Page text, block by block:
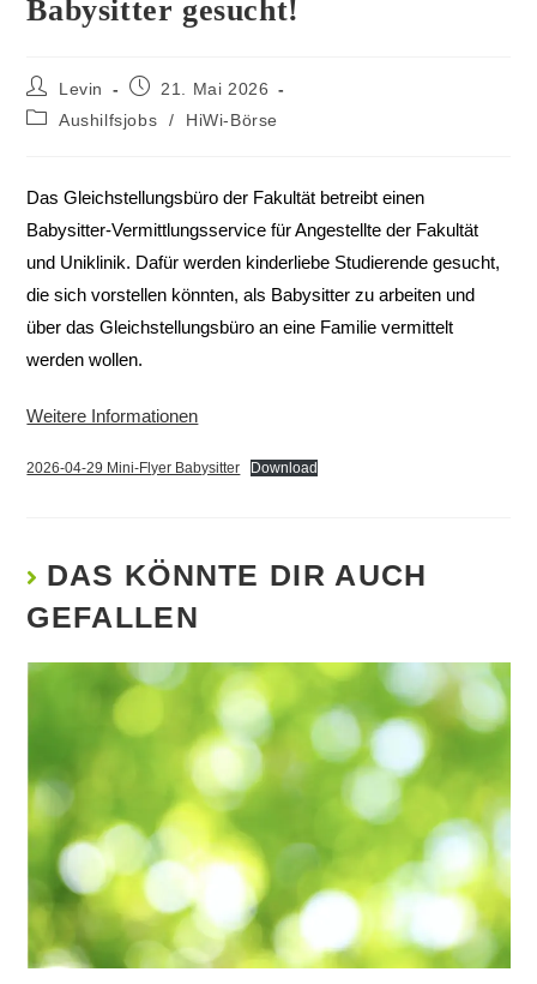
Babysitter gesucht!
Levin
21. Mai 2026
Aushilfsjobs
/ HiWi-Börse
Das Gleichstellungsbüro der Fakultät betreibt einen
Babysitter-Vermittlungsservice für Angestellte der Fakultät
und Uniklinik. Dafür werden kinderliebe Studierende gesucht,
die sich vorstellen könnten, als Babysitter zu arbeiten und
über das Gleichstellungsbüro an eine Familie vermittelt
werden wollen.
Weitere Informationen
2026-04-29 Mini-Flyer Babysitter Download
DAS KÖNNTE DIR AUCH
GEFALLEN